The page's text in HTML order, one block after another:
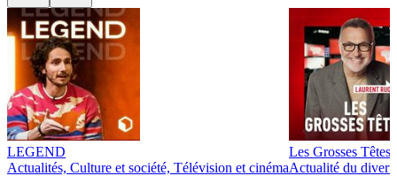
LEGEND
Actualités, Culture et société, Télévision et cinéma
Les Grosses Têtes
Actualité du